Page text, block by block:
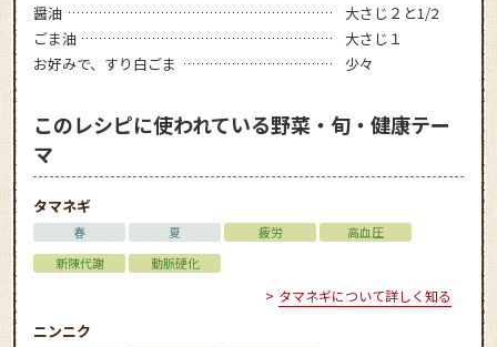
醤油
大さじ２と1/2
ごま油
大さじ１
お好みで、すり白ごま
少々
このレシピに使われている野菜・旬・健康テー
マ
タマネギ
春 夏 疲労
高血圧
新陳代謝
動脈硬化
タマネギについて詳しく知る
ニンニク